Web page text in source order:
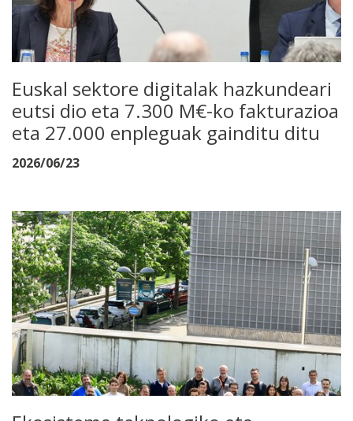
Euskal sektore digitalak hazkundeari
eutsi dio eta 7.300 M€-ko fakturazioa
eta 27.000 enpleguak gainditu ditu
2026/06/23